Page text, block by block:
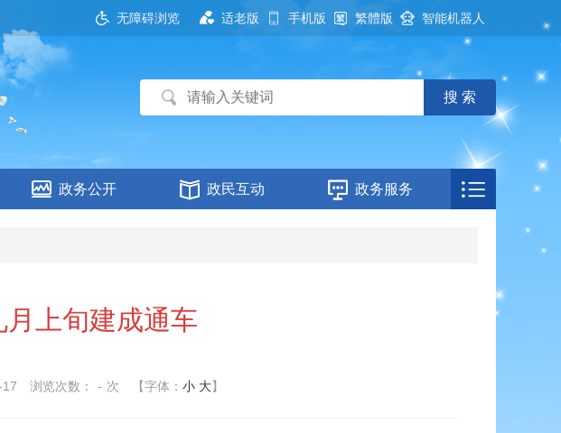
无障碍浏览 适老版 手机版 繁體版 智能机器人
政务公开 政民互动 政务服务
上旬建成通车
浏览次数： - 次 【字体： 小 大】